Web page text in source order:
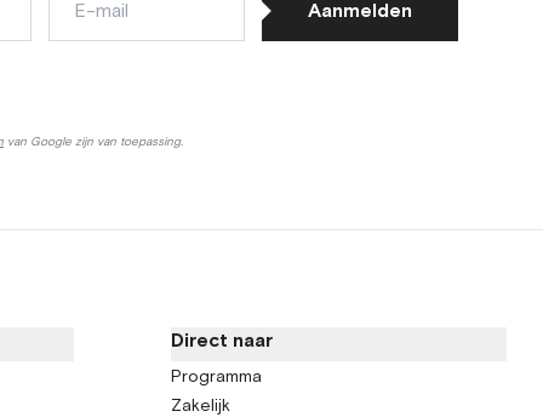
mail
Aanmelden
van Google zijn van toepassing.
Direct naar
Programma
Zakelijk